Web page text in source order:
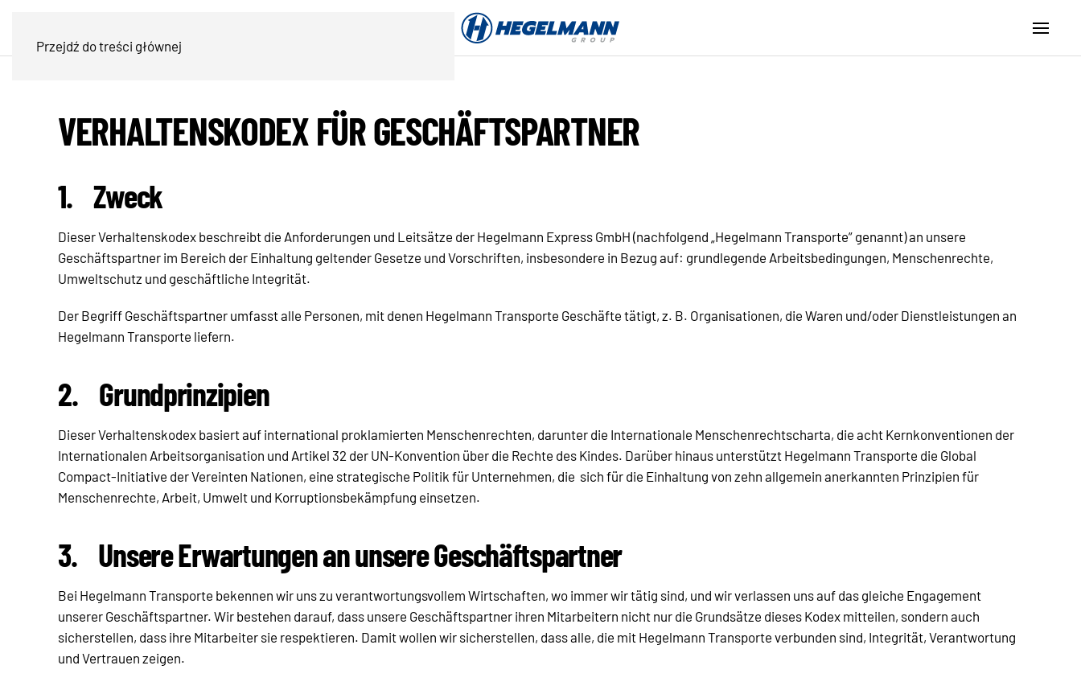
Przejdź do treści głównej
VERHALTENSKODEX FÜR GESCHÄFTSPARTNER
1.Zweck
Dieser Verhaltenskodex beschreibt die Anforderungen und Leitsätze der Hegelmann Express GmbH (nachfolgend „Hegelmann Transporte” genannt) an unsere
Geschäftspartner im Bereich der Einhaltung geltender Gesetze und Vorschriften, insbesondere in Bezug auf: grundlegende Arbeitsbedingungen, Menschenrechte,
Umweltschutz und geschäftliche Integrität.
Der Begriff Geschäftspartner umfasst alle Personen, mit denen Hegelmann Transporte Geschäfte tätigt, z. B. Organisationen, die Waren und/oder Dienstleistungen an
Hegelmann Transporte liefern.
2. Grundprinzipien
Dieser Verhaltenskodex basiert auf international proklamierten Menschenrechten, darunter die Internationale Menschenrechtscharta, die acht Kernkonventionen der
Internationalen Arbeitsorganisation und Artikel 32 der UN-Konvention über die Rechte des Kindes. Darüber hinaus unterstützt Hegelmann Transporte die Global
Compact-Initiative der Vereinten Nationen, eine strategische Politik für Unternehmen, die sich für die Einhaltung von zehn allgemein anerkannten Prinzipien für
Menschenrechte, Arbeit, Umwelt und Korruptionsbekämpfung einsetzen.
3. Unsere Erwartungen an unsere Geschäftspartner
Bei Hegelmann Transporte bekennen wir uns zu verantwortungsvollem Wirtschaften, wo immer wir tätig sind, und wir verlassen uns auf das gleiche Engagement
unserer Geschäftspartner. Wir bestehen darauf, dass unsere Geschäftspartner ihren Mitarbeitern nicht nur die Grundsätze dieses Kodex mitteilen, sondern auch
sicherstellen, dass ihre Mitarbeiter sie respektieren. Damit wollen wir sicherstellen, dass alle, die mit Hegelmann Transporte verbunden sind, Integrität, Verantwortung
und Vertrauen zeigen.